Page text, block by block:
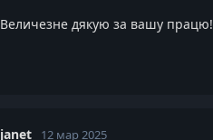
Величезне дякую за вашу працю!
janet 12 мар 2025